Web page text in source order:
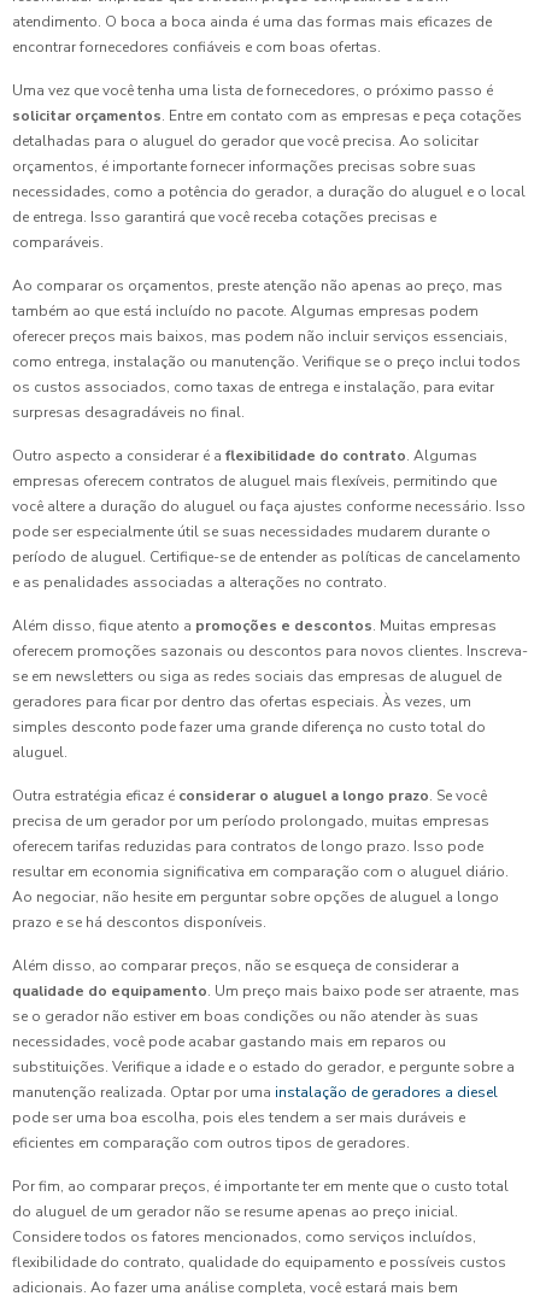
atendimento. O boca a boca ainda é uma das formas mais eficazes de
encontrar fornecedores confiáveis e com boas ofertas.
Uma vez que você tenha uma lista de fornecedores, o próximo passo é
solicitar orçamentos. Entre em contato com as empresas e peça cotações
detalhadas para o aluguel do gerador que você precisa. Ao solicitar
orçamentos, é importante fornecer informações precisas sobre suas
necessidades, como a potência do gerador, a duração do aluguel e o local
de entrega. Isso garantirá que você receba cotações precisas e
comparáveis.
Ao comparar os orçamentos, preste atenção não apenas ao preço, mas
também ao que está incluído no pacote. Algumas empresas podem
oferecer preços mais baixos, mas podem não incluir serviços essenciais,
como entrega, instalação ou manutenção. Verifique se o preço inclui todos
os custos associados, como taxas de entrega e instalação, para evitar
surpresas desagradáveis no final.
Outro aspecto a considerar é a flexibilidade do contrato. Algumas
empresas oferecem contratos de aluguel mais flexíveis, permitindo que
você altere a duração do aluguel ou faça ajustes conforme necessário. Isso
pode ser especialmente útil se suas necessidades mudarem durante o
período de aluguel. Certifique-se de entender as políticas de cancelamento
e as penalidades associadas a alterações no contrato.
Além disso, fique atento a promoções e descontos. Muitas empresas
oferecem promoções sazonais ou descontos para novos clientes. Inscreva-
se em newsletters ou siga as redes sociais das empresas de aluguel de
geradores para ficar por dentro das ofertas especiais. Às vezes, um
simples desconto pode fazer uma grande diferença no custo total do
aluguel.
Outra estratégia eficaz é considerar o aluguel a longo prazo. Se você
precisa de um gerador por um período prolongado, muitas empresas
oferecem tarifas reduzidas para contratos de longo prazo. Isso pode
resultar em economia significativa em comparação com o aluguel diário.
Ao negociar, não hesite em perguntar sobre opções de aluguel a longo
prazo e se há descontos disponíveis.
Além disso, ao comparar preços, não se esqueça de considerar a
qualidade do equipamento. Um preço mais baixo pode ser atraente, mas
se o gerador não estiver em boas condições ou não atender às suas
necessidades, você pode acabar gastando mais em reparos ou
substituições. Verifique a idade e o estado do gerador, e pergunte sobre a
manutenção realizada. Optar por uma instalação de geradores a diesel
pode ser uma boa escolha, pois eles tendem a ser mais duráveis e
eficientes em comparação com outros tipos de geradores.
Por fim, ao comparar preços, é importante ter em mente que o custo total
do aluguel de um gerador não se resume apenas ao preço inicial.
Considere todos os fatores mencionados, como serviços incluídos,
flexibilidade do contrato, qualidade do equipamento e possíveis custos
adicionais. Ao fazer uma análise completa, você estará mais bem